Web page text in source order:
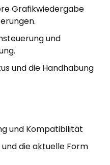
Grafikwiedergabe
und
und die Handhabung
und Kompatibilität
die aktuelle Form